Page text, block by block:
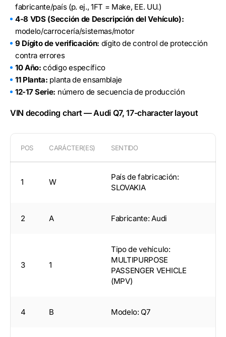
fabricante/país (p. ej., 1FT = Make, EE. UU.)
4-8 VDS (Sección de Descripción del Vehículo):
modelo/carrocería/sistemas/motor
9 Dígito de verificación: dígito de control de protección
contra errores
10 Año: código específico
11 Planta: planta de ensamblaje
12-17 Serie: número de secuencia de producción
VIN decoding chart — Audi Q7, 17-character layout
POS CARÁCTER(ES) SENTIDO
1 W
País de fabricación:
SLOVAKIA
2 A Fabricante: Audi
3 1
Tipo de vehículo:
MULTIPURPOSE
PASSENGER VEHICLE
(MPV)
4 B Modelo: Q7